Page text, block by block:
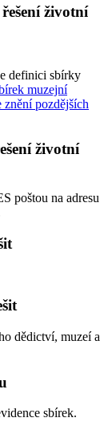
životní
definici sbírky
muzejní
znění pozdějších
životní
poštou na adresu
dědictví, muzeí a
sbírek.